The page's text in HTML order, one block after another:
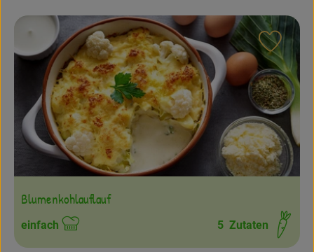
Blumenkohlauflauf
Schwierigkeit:
einfach 5 Zutaten